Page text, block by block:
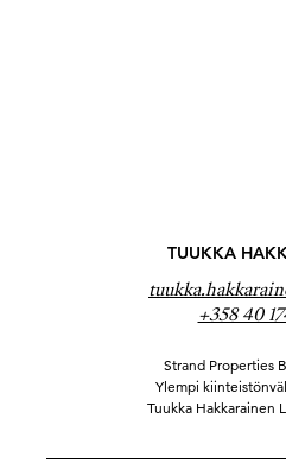
TUUKKA
+358 40
Strand Properties
Ylempi
Tuukka Hakkarainen